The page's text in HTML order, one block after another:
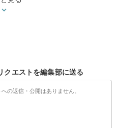
クエストを編集部に送る